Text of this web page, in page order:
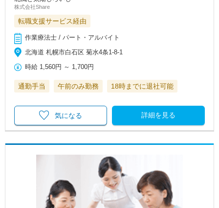
株式会社Share
転職支援サービス経由
作業療法士 / パート・アルバイト
北海道 札幌市白石区 菊水4条1-8-1
時給 1,560円 ～ 1,700円
通勤手当 午前のみ勤務 18時までに退社可能
詳細を見る
気になる